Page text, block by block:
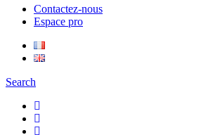
Contactez-nous
Espace pro
Search